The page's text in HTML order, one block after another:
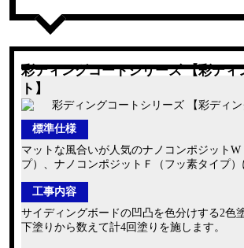
彩ディングコートシリーズ 【彩ディ
ト】
標準仕様
マットな風合いが人気のナノコンポジットW
プ）、ナノコンポジットＦ（フッ素タイプ）
工事内容
サイディングボードの凹凸を色分けする2色
下塗りから数えて計4回塗りを施します。